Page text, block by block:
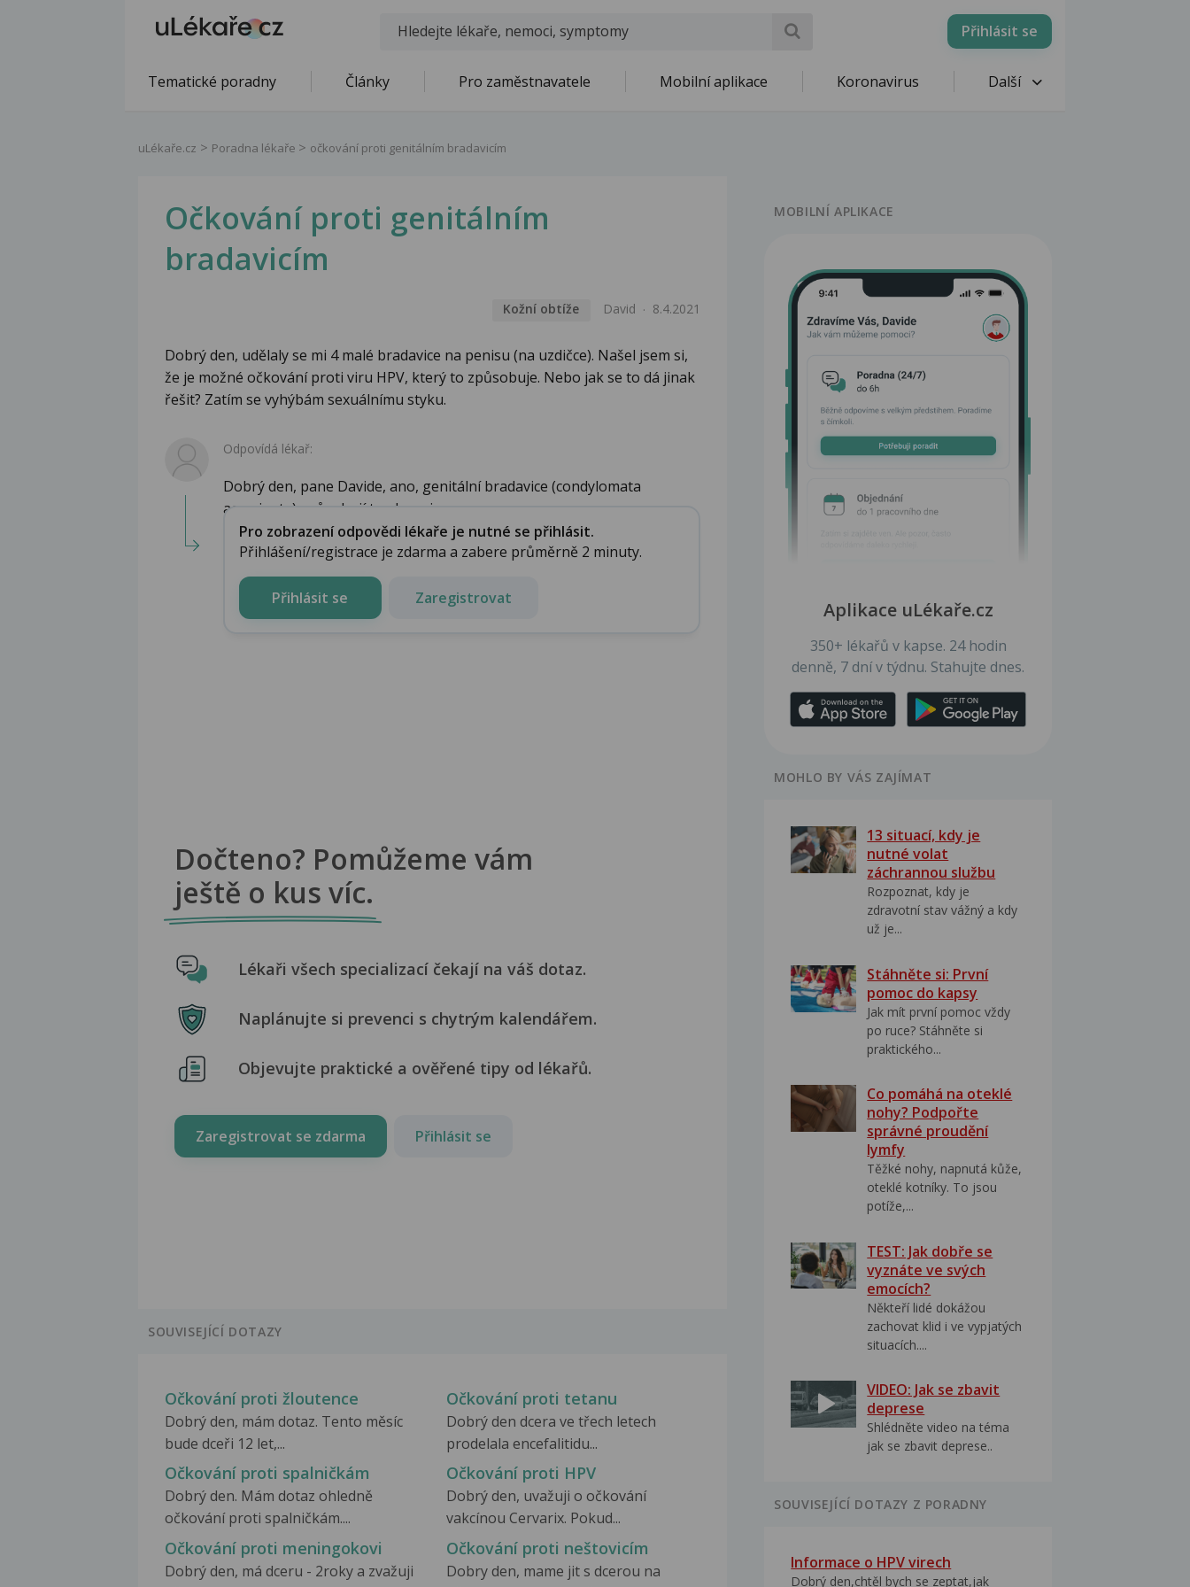
Přihlásit se
Tematické poradny Články Pro zaměstnavatele Mobilní aplikace Koronavirus Další
uLékaře.cz Poradna lékaře očkování proti genitálním bradavicím
Očkování proti genitálním
bradavicím
Kožní obtíže David 8.4.2021
Dobrý den, udělaly se mi 4 malé bradavice na penisu (na uzdičce). Našel jsem si,
že je možné očkování proti viru HPV, který to způsobuje. Nebo jak se to dá jinak
řešit? Zatím se vyhýbám sexuálnímu styku.
Odpovídá lékař:
Dobrý den, pane Davide, ano, genitální bradavice (condylomata
acuminata) způsobují tzv. low-ris...
Pro zobrazení odpovědi lékaře je nutné se přihlásit.
Přihlášení/registrace je zdarma a zabere průměrně 2 minuty.
Přihlásit se Zaregistrovat
Dočteno? Pomůžeme vám
ještě o kus víc.
Lékaři všech specializací čekají na váš dotaz.
Naplánujte si prevenci s chytrým kalendářem.
Objevujte praktické a ověřené tipy od lékařů.
Zaregistrovat se zdarma Přihlásit se
SOUVISEJÍCÍ DOTAZY
Očkování proti žloutence
Dobrý den, mám dotaz. Tento měsíc
bude dceři 12 let,...
Očkování proti tetanu
Dobrý den dcera ve třech letech
prodelala encefalitidu...
Očkování proti spalničkám
Dobrý den. Mám dotaz ohledně
očkování proti spalničkám....
Očkování proti HPV
Dobrý den, uvažuji o očkování
vakcínou Cervarix. Pokud...
Očkování proti meningokovi
Dobrý den, má dceru - 2roky a zvažuji
Očkování proti neštovicím
Dobry den, mame jit s dcerou na
MOBILNÍ APLIKACE
Aplikace uLékaře.cz
350+ lékařů v kapse. 24 hodin
denně, 7 dní v týdnu. Stahujte dnes.
MOHLO BY VÁS ZAJÍMAT
13 situací, kdy je
nutné volat
záchrannou službu
Rozpoznat, kdy je
zdravotní stav vážný a kdy
už je...
Stáhněte si: První
pomoc do kapsy
Jak mít první pomoc vždy
po ruce? Stáhněte si
praktického...
Co pomáhá na oteklé
nohy? Podpořte
správné proudění
lymfy
Těžké nohy, napnutá kůže,
oteklé kotníky. To jsou
potíže,...
TEST: Jak dobře se
vyznáte ve svých
emocích?
Někteří lidé dokážou
zachovat klid i ve vypjatých
situacích....
VIDEO: Jak se zbavit
deprese
Shlédněte video na téma
jak se zbavit deprese..
SOUVISEJÍCÍ DOTAZY Z PORADNY
Informace o HPV virech
Dobrý den,chtěl bych se zeptat,jak